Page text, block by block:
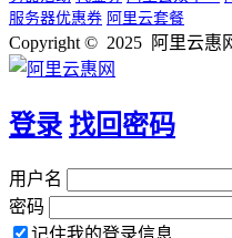
服务器优惠券 阿里云套餐
Copyright © 2025 阿里云惠
登录 找回密码
用户名
密码
记住我的登录信息